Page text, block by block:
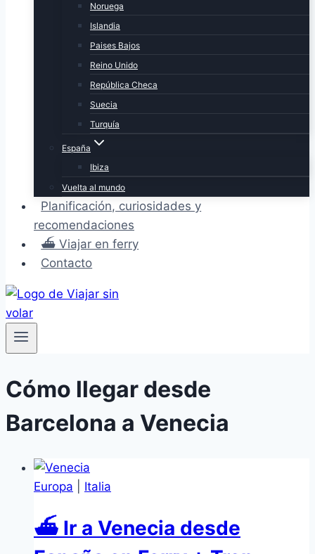
Noruega
Islandia
Paises Bajos
Reino Unido
República Checa
Suecia
Turquía
España
Ibiza
Vuelta al mundo
Planificación, curiosidades y
recomendaciones
⛴️ Viajar en ferry
Contacto
Cómo llegar desde
Barcelona a Venecia
Europa Italia
⛴ Ir a Venecia desde